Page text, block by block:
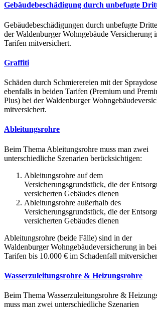
Gebäudebeschädigung durch unbefugte
Gebäudebeschädigungen durch unbefugte
der Waldenburger Wohngebäude Versicherung
Tarifen mitversichert.
Graffiti
Schäden durch Schmierereien mit der
ebenfalls in beiden Tarifen (Premium und
Plus) bei der Waldenburger
mitversichert.
Ableitungsrohre
Beim Thema Ableitungsrohre muss man zwei
unterschiedliche Szenarien berücksichtigen:
Ableitungsrohre auf dem
Versicherungsgrundstück, die der
versicherten Gebäudes dienen
Ableitungsrohre außerhalb des
Versicherungsgrundstück, die der
versicherten Gebäudes dienen
Ableitungsrohre (beide Fälle) sind in der
Waldenburger Wohngebäudeversicherung in
Tarifen bis 10.000 € im Schadenfall
Wasserzuleitungsrohre & Heizungsrohre
Beim Thema Wasserzuleitungsrohre &
muss man zwei unterschiedliche Szenarien